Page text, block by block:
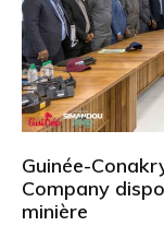
Guinée-
Company
minière